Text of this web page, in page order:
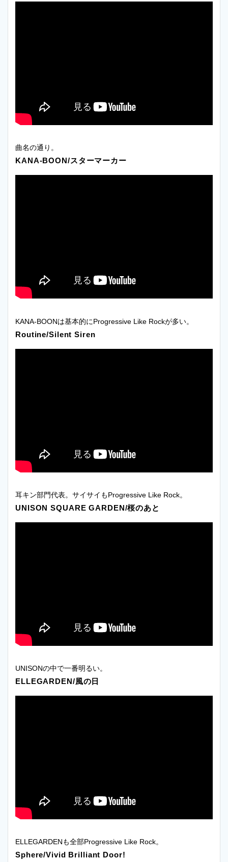
曲名の通り。
KANA-BOON/スターマーカー
KANA-BOONは基本的にProgressive Like Rockが多い。
Routine/Silent Siren
耳キン部門代表。サイサイもProgressive Like Rock。
UNISON SQUARE GARDEN/桜のあと
UNISONの中で一番明るい。
ELLEGARDEN/風の日
ELLEGARDENも全部Progressive Like Rock。
Sphere/Vivid Brilliant Door!